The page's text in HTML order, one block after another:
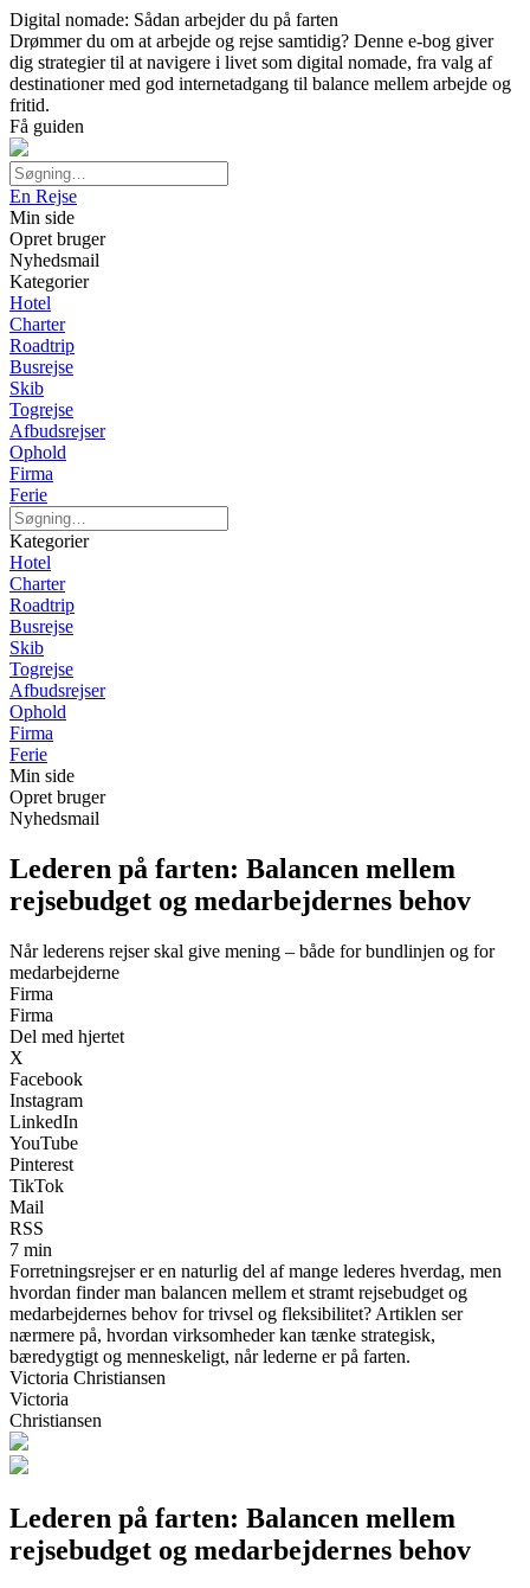
Digital nomade: Sådan arbejder du på farten
Drømmer du om at arbejde og rejse samtidig? Denne e-bog giver
dig strategier til at navigere i livet som digital nomade, fra valg af
destinationer med god internetadgang til balance mellem arbejde og
fritid.
Få guiden
En Rejse
Min side
Opret bruger
Nyhedsmail
Kategorier
Hotel
Charter
Roadtrip
Busrejse
Skib
Togrejse
Afbudsrejser
Ophold
Firma
Ferie
Kategorier
Hotel
Charter
Roadtrip
Busrejse
Skib
Togrejse
Afbudsrejser
Ophold
Firma
Ferie
Min side
Opret bruger
Nyhedsmail
Lederen på farten: Balancen mellem
rejsebudget og medarbejdernes behov
Når lederens rejser skal give mening – både for bundlinjen og for
medarbejderne
Firma
Firma
Del med hjertet
X
Facebook
Instagram
LinkedIn
YouTube
Pinterest
TikTok
Mail
RSS
7 min
Forretningsrejser er en naturlig del af mange lederes hverdag, men
hvordan finder man balancen mellem et stramt rejsebudget og
medarbejdernes behov for trivsel og fleksibilitet? Artiklen ser
nærmere på, hvordan virksomheder kan tænke strategisk,
bæredygtigt og menneskeligt, når lederne er på farten.
Victoria Christiansen
Victoria
Christiansen
Lederen på farten: Balancen mellem
rejsebudget og medarbejdernes behov